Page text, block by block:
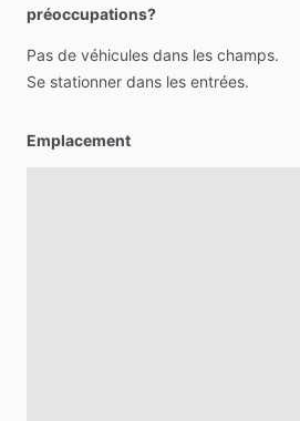
préoccupations?
Pas de véhicules dans les champs.
Se stationner dans les entrées.
Emplacement